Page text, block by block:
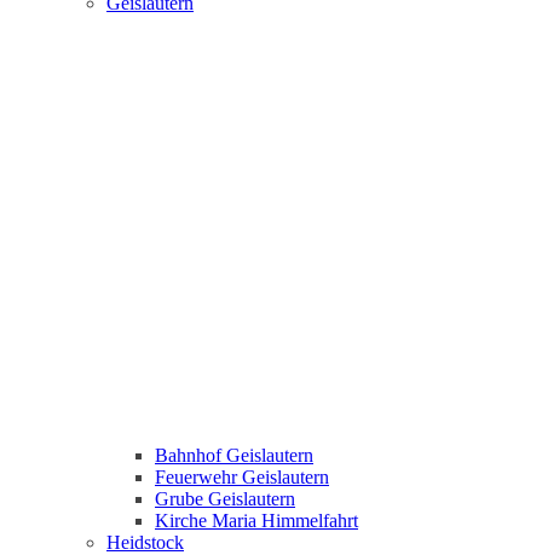
Bahnhof Geislautern
Feuerwehr Geislautern
Grube Geislautern
Kirche Maria Himmelfahrt
Heidstock